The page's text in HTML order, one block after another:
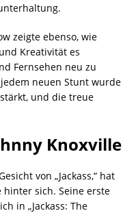
zeigte ebenso, wie
Kreativität es
Fernsehen neu zu
neuen Stunt wurde
und die treue
Knoxville
von „Jackass,“ hat
sich. Seine erste
in „Jackass: The